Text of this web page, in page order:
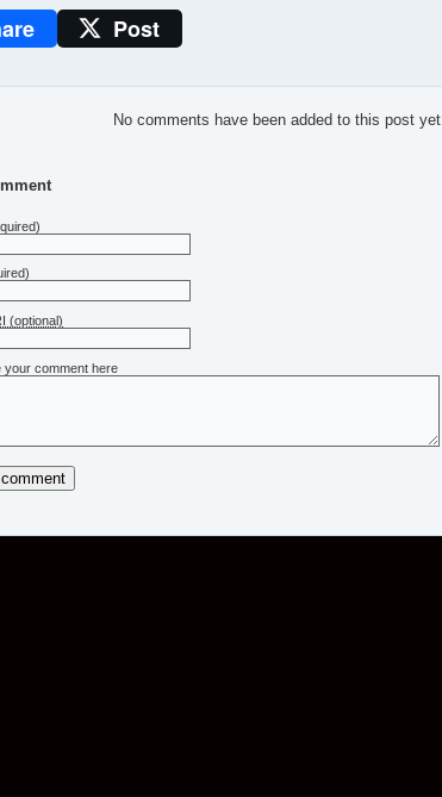
Post
No comments have been added to this post yet.
(optional)
your comment here